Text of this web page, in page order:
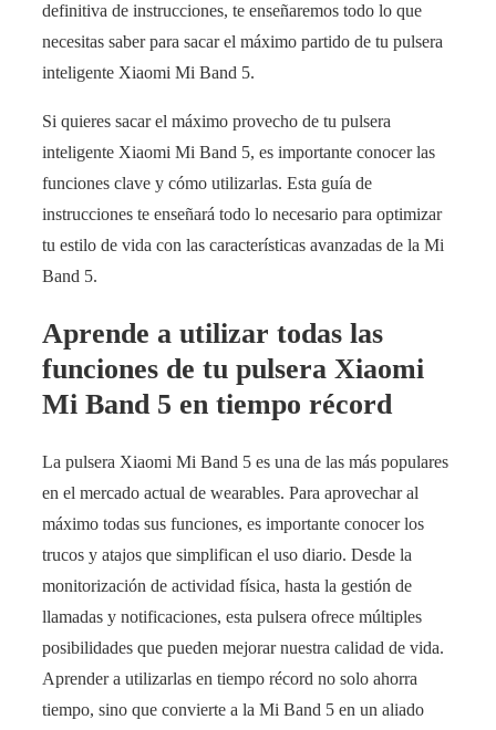
definitiva de instrucciones, te enseñaremos todo lo que
necesitas saber para sacar el máximo partido de tu pulsera
inteligente Xiaomi Mi Band 5.
Si quieres sacar el máximo provecho de tu pulsera
inteligente Xiaomi Mi Band 5, es importante conocer las
funciones clave y cómo utilizarlas. Esta guía de
instrucciones te enseñará todo lo necesario para optimizar
tu estilo de vida con las características avanzadas de la Mi
Band 5.
Aprende a utilizar todas las
funciones de tu pulsera Xiaomi
Mi Band 5 en tiempo récord
La pulsera Xiaomi Mi Band 5 es una de las más populares
en el mercado actual de wearables. Para aprovechar al
máximo todas sus funciones, es importante conocer los
trucos y atajos que simplifican el uso diario. Desde la
monitorización de actividad física, hasta la gestión de
llamadas y notificaciones, esta pulsera ofrece múltiples
posibilidades que pueden mejorar nuestra calidad de vida.
Aprender a utilizarlas en tiempo récord no solo ahorra
tiempo, sino que convierte a la Mi Band 5 en un aliado